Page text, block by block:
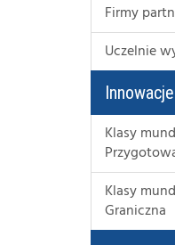
Firmy
Uczelnie
Klasy
Klasy
Graniczna